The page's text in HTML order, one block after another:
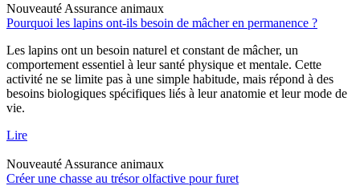
Nouveauté Assurance animaux
Pourquoi les lapins ont-ils besoin de mâcher en permanence ?
Les lapins ont un besoin naturel et constant de mâcher, un
comportement essentiel à leur santé physique et mentale. Cette
activité ne se limite pas à une simple habitude, mais répond à des
besoins biologiques spécifiques liés à leur anatomie et leur mode de
vie.
Lire
Nouveauté Assurance animaux
Créer une chasse au trésor olfactive pour furet